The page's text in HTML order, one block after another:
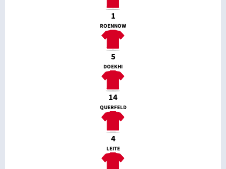
1
ROENNOW
5
DOEKHI
14
QUERFELD
4
LEITE